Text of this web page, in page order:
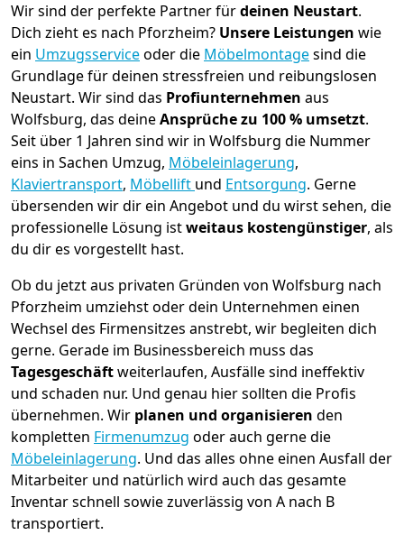
Wir sind der perfekte Partner fürdeinen Neustart.
Dich zieht es nach Pforzheim? Unsere Leistungen wie
ein Umzugsserviceoder die Möbelmontagesind die
Grundlage für deinen stressfreien und reibungslosen
Neustart. Wir sind das Profiunternehmen aus
Wolfsburg, das deineAnsprüche zu 100 % umsetzt.
Seit über 1 Jahren sind wir in Wolfsburg die Nummer
eins in Sachen Umzug, Möbeleinlagerung,
Klaviertransport, Möbellift und Entsorgung. Gerne
übersenden wir dir ein Angebot und du wirst sehen, die
professionelle Lösung istweitaus kostengünstiger, als
du dir es vorgestellt hast.
Ob du jetzt aus privaten Gründen von Wolfsburg nach
Pforzheim umziehst oder dein Unternehmen einen
Wechsel des Firmensitzes anstrebt, wir begleiten dich
gerne. Gerade im Businessbereich muss das
Tagesgeschäftweiterlaufen, Ausfälle sind ineffektiv
und schaden nur. Und genau hier sollten die Profis
übernehmen. Wir planen und organisieren den
kompletten Firmenumzug oder auch gerne die
Möbeleinlagerung. Und das alles ohne einen Ausfall der
Mitarbeiter und natürlich wird auch das gesamte
Inventar schnell sowie zuverlässig von A nach B
transportiert.